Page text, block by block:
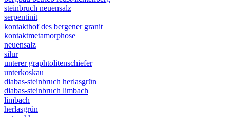
steinbruch neuensalz
serpentinit
kontakthof des bergener granit
kontaktmetamorphose
neuensalz
silur
unterer graphtolitenschiefer
unterkoskau
diabas-steinbruch herlasgrün
diabas-steinbruch limbach
limbach
herlasgrün